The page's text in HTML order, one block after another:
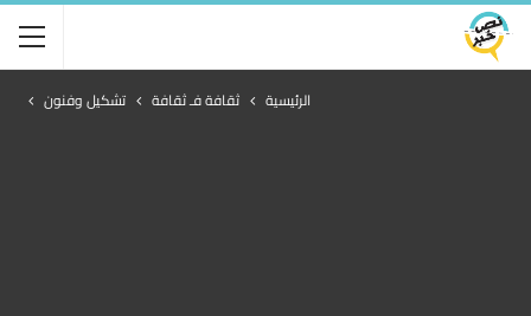
الرئيسية ثقافة فـ ثقافة تشكيل وفنون